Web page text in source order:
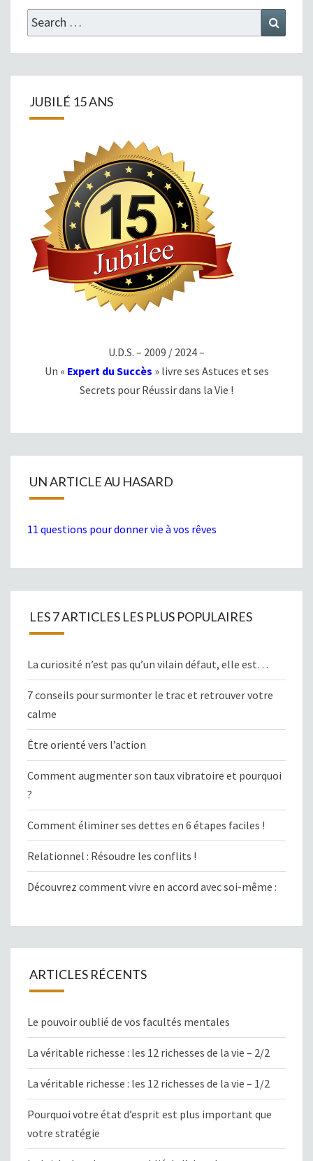
Search
for:
JUBILÉ 15 ANS
U.D.S. – 2009 / 2024 –
Un « Expert du Succès » livre ses Astuces et ses
Secrets pour Réussir dans la Vie !
UN ARTICLE AU HASARD
11 questions pour donner vie à vos rêves
LES 7 ARTICLES LES PLUS POPULAIRES
La curiosité n’est pas qu’un vilain défaut, elle est…
7 conseils pour surmonter le trac et retrouver votre
calme
Être orienté vers l’action
Comment augmenter son taux vibratoire et pourquoi
?
Comment éliminer ses dettes en 6 étapes faciles !
Relationnel : Résoudre les conflits !
Découvrez comment vivre en accord avec soi-même :
ARTICLES RÉCENTS
Le pouvoir oublié de vos facultés mentales
La véritable richesse : les 12 richesses de la vie – 2/2
La véritable richesse : les 12 richesses de la vie – 1/2
Pourquoi votre état d’esprit est plus important que
votre stratégie